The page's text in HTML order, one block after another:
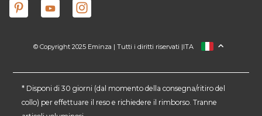
© Copyright 2025 Eminza | Tutti i diritti riservati |
FRANCIA
GERMANIA
PAESI BASSI
ITA
* Disponi di 30 giorni (dal momento della consegna/ritiro del
collo) per effettuare il reso e richiedere il rimborso. Tranne